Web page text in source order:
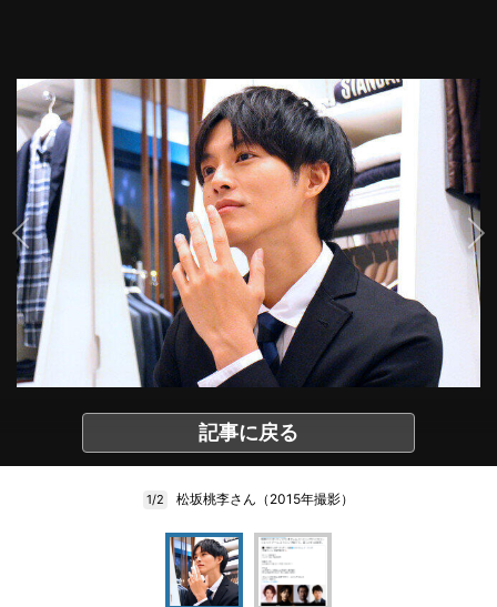
記事に戻る
1/2 松坂桃李さん（2015年撮影）